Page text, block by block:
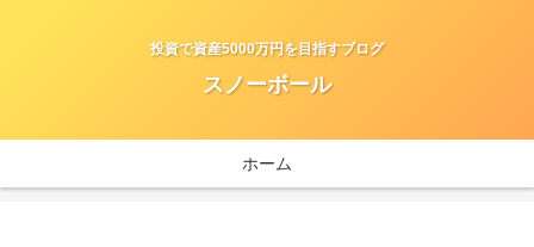
投資で資産5000万円を目指すブログ
スノーボール
ホーム